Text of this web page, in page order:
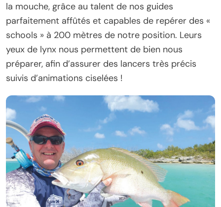
la mouche, grâce au talent de nos guides
parfaitement affûtés et capables de repérer des «
schools » à 200 mètres de notre position. Leurs
yeux de lynx nous permettent de bien nous
préparer, afin d’assurer des lancers très précis
suivis d’animations ciselées !